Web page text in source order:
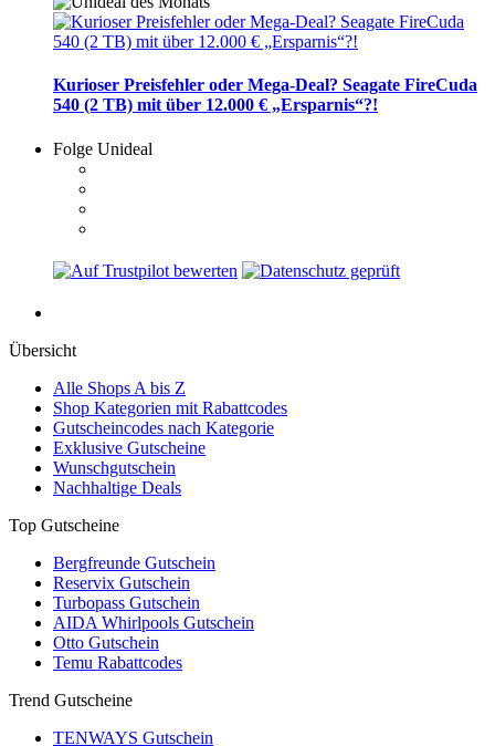
Kurioser Preisfehler oder Mega-Deal? Seagate FireCuda
540 (2 TB) mit über 12.000 € „Ersparnis“?!
Folge Unideal
Übersicht
Alle Shops A bis Z
Shop Kategorien mit Rabattcodes
Gutscheincodes nach Kategorie
Exklusive Gutscheine
Wunschgutschein
Nachhaltige Deals
Top Gutscheine
Bergfreunde Gutschein
Reservix Gutschein
Turbopass Gutschein
AIDA Whirlpools Gutschein
Otto Gutschein
Temu Rabattcodes
Trend Gutscheine
TENWAYS Gutschein